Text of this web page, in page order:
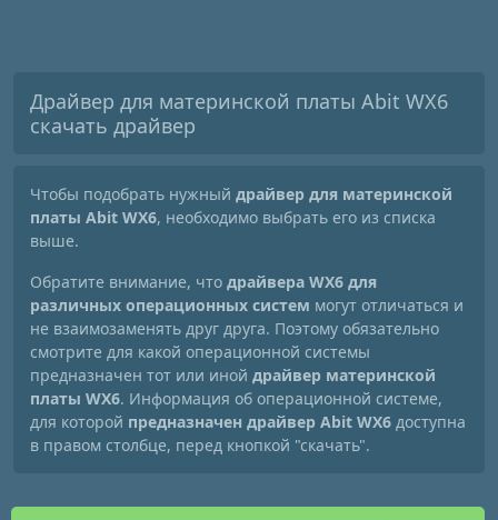
Драйвер для материнской платы Abit WX6
скачать драйвер
Чтобы подобрать нужный драйвер для материнской
платы Abit WX6, необходимо выбрать его из списка
выше.
Обратите внимание, что драйвера WX6 для
различных операционных систем могут отличаться и
не взаимозаменять друг друга. Поэтому обязательно
смотрите для какой операционной системы
предназначен тот или иной драйвер материнской
платы WX6. Информация об операционной системе,
для которой предназначен драйвер Abit WX6 доступна
в правом столбце, перед кнопкой "скачать".